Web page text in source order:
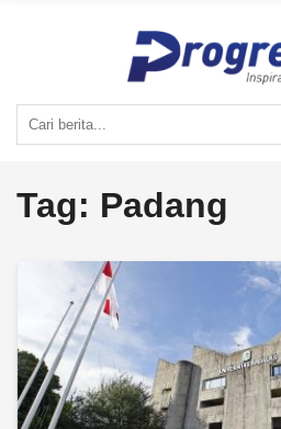
Tag: Padang